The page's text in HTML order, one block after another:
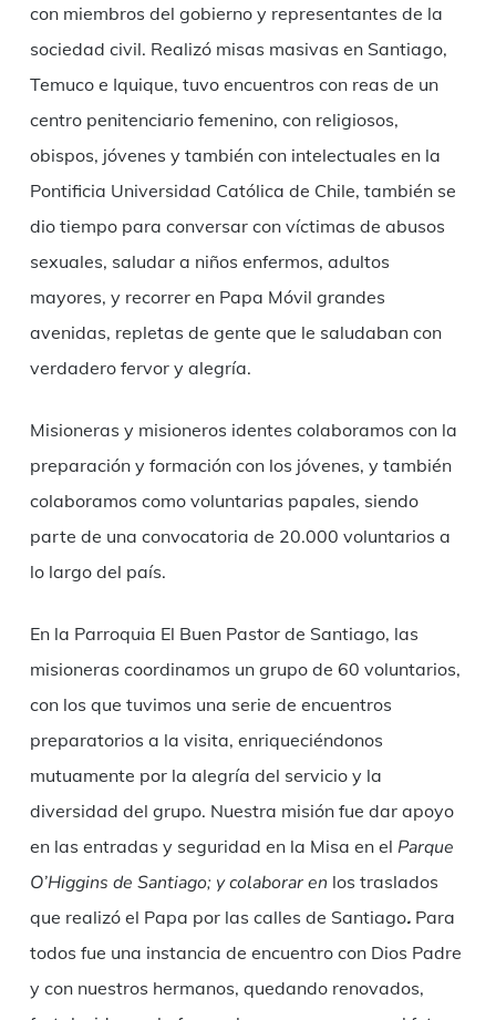
con miembros del gobierno y representantes de la
sociedad civil. Realizó misas masivas en Santiago,
Temuco e Iquique, tuvo encuentros con reas de un
centro penitenciario femenino, con religiosos,
obispos, jóvenes y también con intelectuales en la
Pontificia Universidad Católica de Chile, también se
dio tiempo para conversar con víctimas de abusos
sexuales, saludar a niños enfermos, adultos
mayores, y recorrer en Papa Móvil grandes
avenidas, repletas de gente que le saludaban con
verdadero fervor y alegría.
Misioneras y misioneros identes colaboramos con la
preparación y formación con los jóvenes, y también
colaboramos como voluntarias papales, siendo
parte de una convocatoria de 20.000 voluntarios a
lo largo del país.
En la Parroquia El Buen Pastor de Santiago, las
misioneras coordinamos un grupo de 60 voluntarios,
con los que tuvimos una serie de encuentros
preparatorios a la visita, enriqueciéndonos
mutuamente por la alegría del servicio y la
diversidad del grupo. Nuestra misión fue dar apoyo
en las entradas y seguridad en la Misa en el Parque
O’Higgins de Santiago; y colaborar en los traslados
que realizó el Papa por las calles de Santiago. Para
todos fue una instancia de encuentro con Dios Padre
y con nuestros hermanos, quedando renovados,